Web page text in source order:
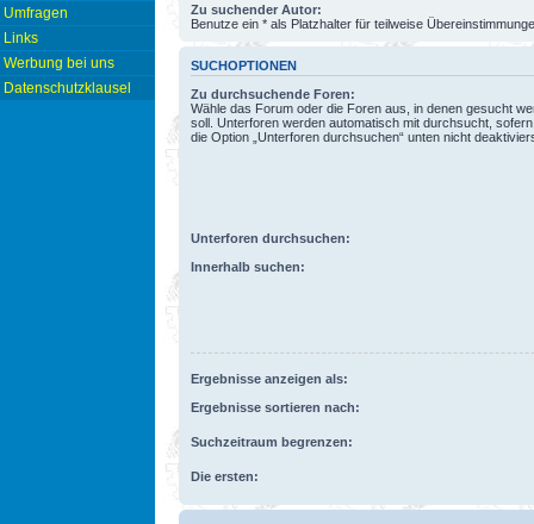
Umfragen
Links
Werbung bei uns
Datenschutzklausel
Zu suchender Autor:
Benutze ein * als Platzhalter für teilweise
SUCHOPTIONEN
Zu durchsuchende Foren:
Wähle das Forum oder die Foren aus, in denen gesucht
soll. Unterforen werden automatisch mit durchsucht,
die Option „Unterforen durchsuchen“ unten nicht
Unterforen durchsuchen:
Innerhalb suchen:
Ergebnisse anzeigen als:
Ergebnisse sortieren nach:
Suchzeitraum begrenzen:
Die ersten: